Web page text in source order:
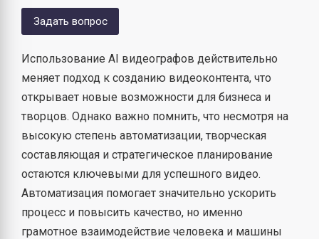
Задать вопрос
Использование AI видеографов действительно
меняет подход к созданию видеоконтента, что
открывает новые возможности для бизнеса и
творцов. Однако важно помнить, что несмотря на
высокую степень автоматизации, творческая
составляющая и стратегическое планирование
остаются ключевыми для успешного видео.
Автоматизация помогает значительно ускорить
процесс и повысить качество, но именно
грамотное взаимодействие человека и машины